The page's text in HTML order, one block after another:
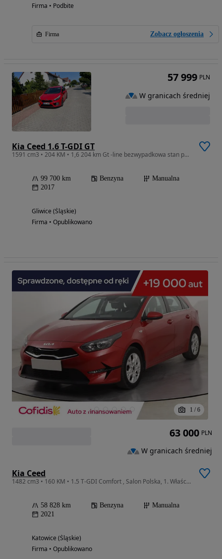
Firma • Podbite
Firma Zobacz ogłoszenia
Kia Ceed 1.6 T-GDI GT
1591 cm3 • 204 KM • 1,6 204 km Gt -line bezwypadkowa stan perfekcyjny
99 700 km Benzyna
Manualna
2017
Gliwice (Śląskie)
Firma • Opublikowano
57 999 PLN
W granicach średniej
1 / 6
Kia Ceed
1482 cm3 • 160 KM • 1.5 T-GDI Comfort , Salon Polska, 1. Właściciel, Serwis ASO,
58 828 km Benzyna
Manualna
2021
Katowice (Śląskie)
Firma • Opublikowano
63 000 PLN
W granicach średniej